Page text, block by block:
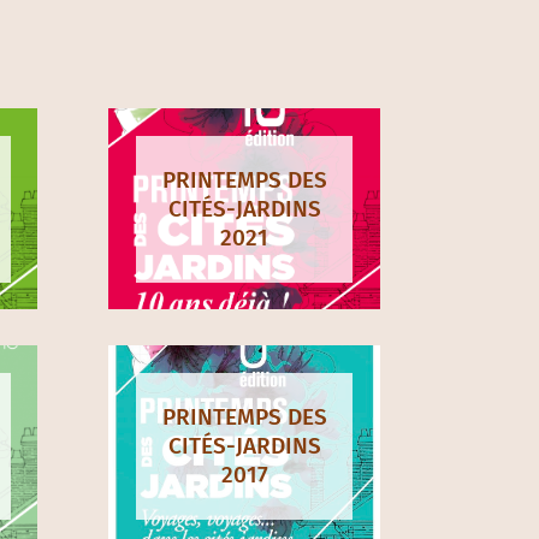
PRINTEMPS DES
CITÉS-JARDINS
2021
PRINTEMPS DES
CITÉS-JARDINS
2017